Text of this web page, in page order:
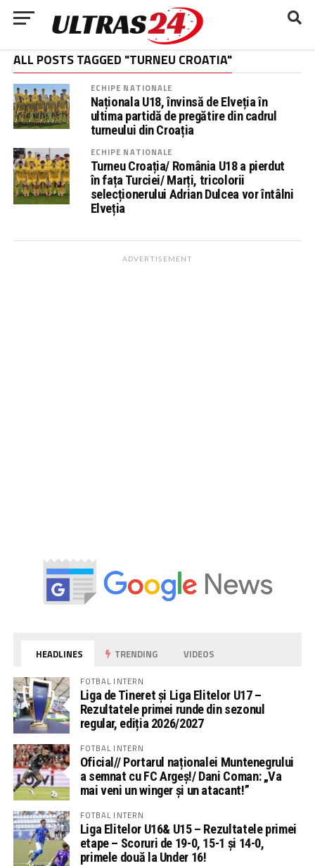
ALL POSTS TAGGED "TURNEU CROATIA"
ECHIPE NATIONALE
Naționala U18, învinsă de Elveția în
ultima partidă de pregătire din cadrul
turneului din Croația
ECHIPE NATIONALE
Turneu Croația/ România U18 a pierdut
în fața Turciei/ Marți, tricolorii
selecționerului Adrian Dulcea vor întâlni
Elveția
ADVERTISEMENT
HEADLINES TRENDING VIDEOS
FOTBAL INTERN
Liga de Tineret și Liga Elitelor U17 –
Rezultatele primei runde din sezonul
regular, ediția 2026/2027
FOTBAL INTERN
Oficial// Portarul naționalei Muntenegrului
a semnat cu FC Argeș!/ Dani Coman: „Va
mai veni un winger și un atacant!”
FOTBAL INTERN
Liga Elitelor U16& U15 – Rezultatele primei
etape – Scoruri de 19-0, 15-1 și 14-0,
primele două la Under 16!